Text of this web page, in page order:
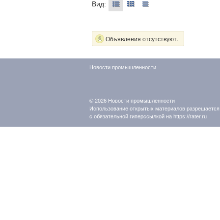
Вид:
Объявления отсутствуют.
Новости промышленности
© 2026 Новости промышленности
Использование открытых материалов разрешается
с обязательной гиперссылкой на https://rater.ru